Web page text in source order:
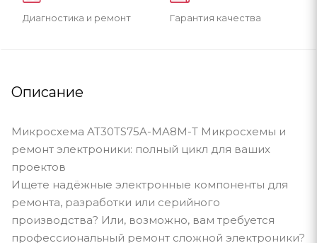
Диагностика и ремонт Гарантия качества
Описание
Микросхема AT30TS75A-MA8M-T Микросхемы и
ремонт электроники: полный цикл для ваших
проектов
Ищете надёжные электронные компоненты для
ремонта, разработки или серийного
производства? Или, возможно, вам требуется
профессиональный ремонт сложной электроники?